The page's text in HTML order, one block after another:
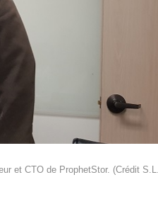
et CTO de ProphetStor. (Crédit